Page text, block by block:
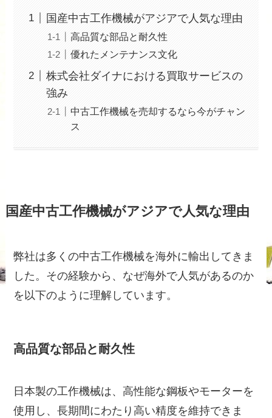
国産中古工作機械がアジアで人気な理由
高品質な部品と耐久性
優れたメンテナンス文化
株式会社ダイナにおける買取サービスの
強み
中古工作機械を売却するなら今がチャン
ス
国産中古工作機械がアジアで人気な理由
弊社は多くの中古工作機械を海外に輸出してきま
した。その経験から、なぜ海外で人気があるのか
を以下のように理解しています。
高品質な部品と耐久性
日本製の工作機械は、高性能な鋼板やモーターを
使用し、長期間にわたり高い精度を維持できま